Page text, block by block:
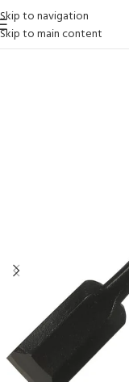
Skip to navigation
Skip to main content